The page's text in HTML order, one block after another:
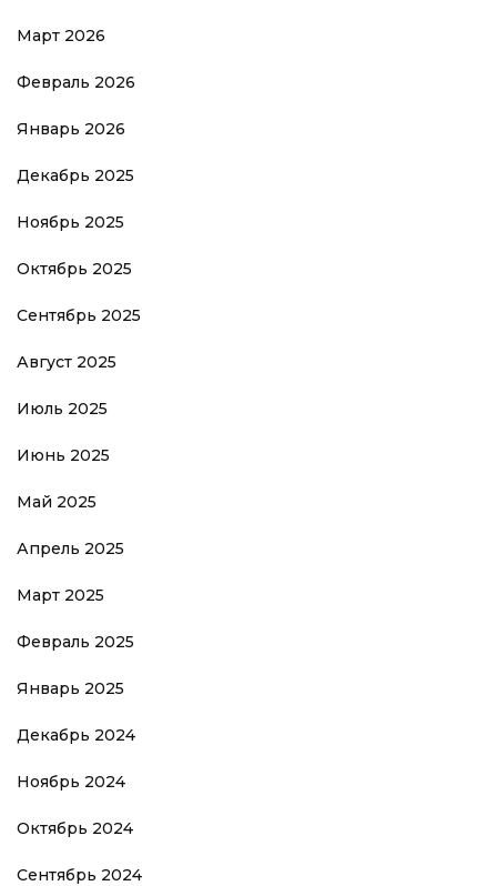
Март 2026
Февраль 2026
Январь 2026
Декабрь 2025
Ноябрь 2025
Октябрь 2025
Сентябрь 2025
Август 2025
Июль 2025
Июнь 2025
Май 2025
Апрель 2025
Март 2025
Февраль 2025
Январь 2025
Декабрь 2024
Ноябрь 2024
Октябрь 2024
Сентябрь 2024